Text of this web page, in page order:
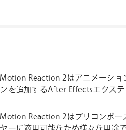
Motion Reaction 2はアニメーショ
ンを追加するAfter Effectsエクステ
Motion Reaction 2はプリコンポー